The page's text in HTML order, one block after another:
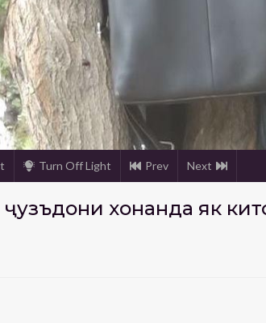
Turn Off Light Prev Next
ҷузъдони хонанда як